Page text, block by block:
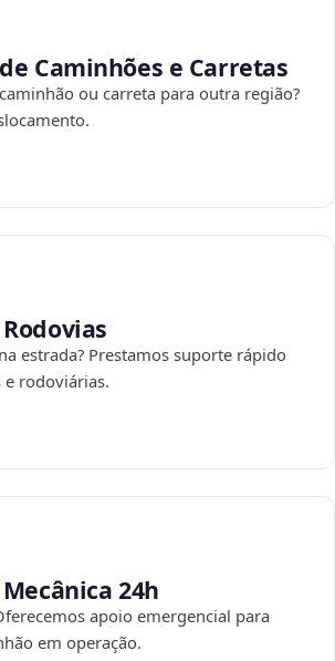
Caminhões e Carretas
ou carreta para outra região?
estrada? Prestamos suporte rápido
rodoviárias.
24h
apoio emergencial para
em operação.